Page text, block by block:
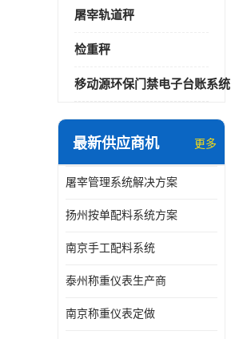
屠宰轨道秤
检重秤
移动源环保门禁电子台账系统
最新供应商机 更多
屠宰管理系统解决方案
扬州按单配料系统方案
南京手工配料系统
泰州称重仪表生产商
南京称重仪表定做